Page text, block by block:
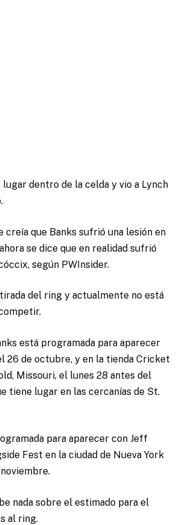
lugar dentro de la celda y vio a Lynch
creía que Banks sufrió una lesión en
se dice que en realidad sufrió
según PWInsider.
del ring y actualmente no está
está programada para aparecer
26 de octubre, y en la tienda Cricket
Missouri, el lunes 28 antes del
tiene lugar en las cercanías de St.
para aparecer con Jeff
Fest en la ciudad de Nueva York
nada sobre el estimado para el
al ring.